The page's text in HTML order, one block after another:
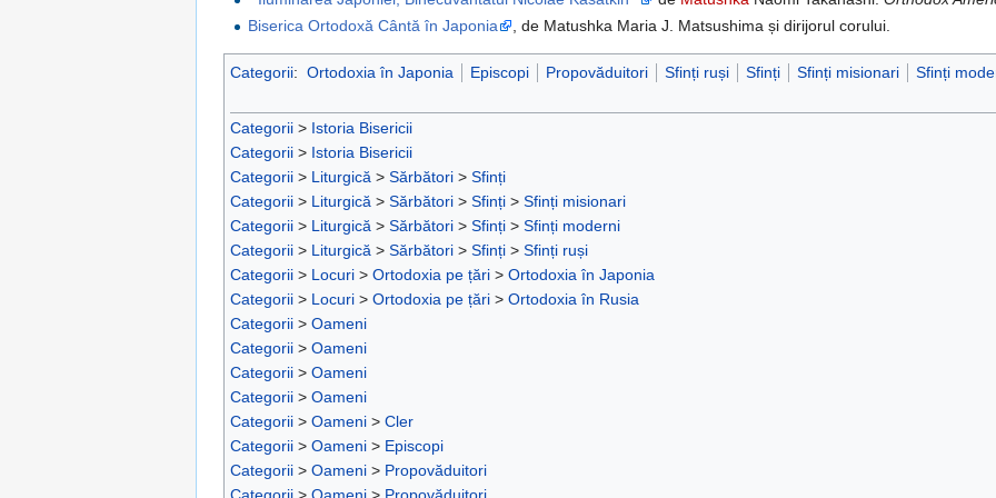
Biserica Ortodoxă Cântă în Japonia
, de Matushka Maria J. Matsushima și dirijorul corului.
Categorii: Ortodoxia în Japonia Episcopi Propovăduitori Sfinți ruși Sfinți Sfinți misionari Sfinți
Categorii > Istoria Bisericii
Categorii > Istoria Bisericii
Categorii > Liturgică > Sărbători > Sfinți
Categorii > Liturgică > Sărbători > Sfinți > Sfinți misionari
Categorii > Liturgică > Sărbători > Sfinți > Sfinți moderni
Categorii > Liturgică > Sărbători > Sfinți > Sfinți ruși
Categorii > Locuri > Ortodoxia pe țări > Ortodoxia în Japonia
Categorii > Locuri > Ortodoxia pe țări > Ortodoxia în Rusia
Categorii > Oameni
Categorii > Oameni
Categorii > Oameni
Categorii > Oameni
Categorii > Oameni > Cler
Categorii > Oameni > Episcopi
Categorii > Oameni > Propovăduitori